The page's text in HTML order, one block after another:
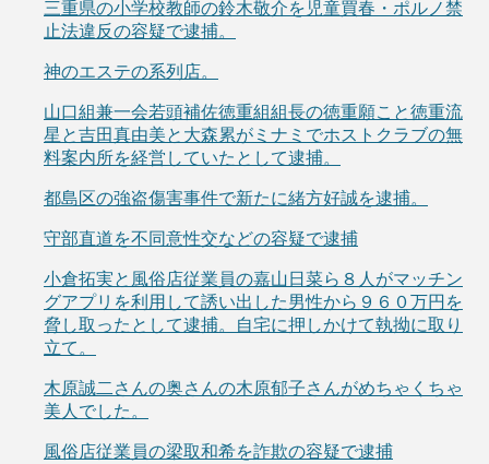
三重県の小学校教師の鈴木敬介を児童買春・ポルノ禁
止法違反の容疑で逮捕。
神のエステの系列店。
山口組兼一会若頭補佐徳重組組長の徳重願こと徳重流
星と吉田真由美と大森累がミナミでホストクラブの無
料案内所を経営していたとして逮捕。
都島区の強盗傷害事件で新たに緒方好誠を逮捕。
守部直道を不同意性交などの容疑で逮捕
小倉拓実と風俗店従業員の嘉山日菜ら８人がマッチン
グアプリを利用して誘い出した男性から９６０万円を
脅し取ったとして逮捕。自宅に押しかけて執拗に取り
立て。
木原誠二さんの奥さんの木原郁子さんがめちゃくちゃ
美人でした。
風俗店従業員の梁取和希を詐欺の容疑で逮捕